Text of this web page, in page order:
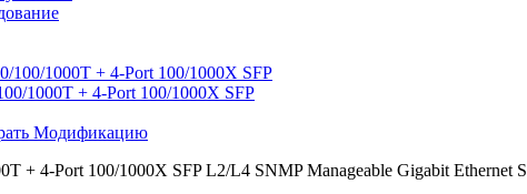
1000T + 4-Port 100/1000X SFP
Модификацию
+ 4-Port 100/1000X SFP L2/L4 SNMP Manageable Gigabit